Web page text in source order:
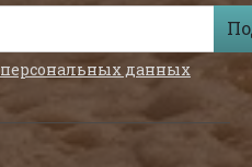
персональных данных